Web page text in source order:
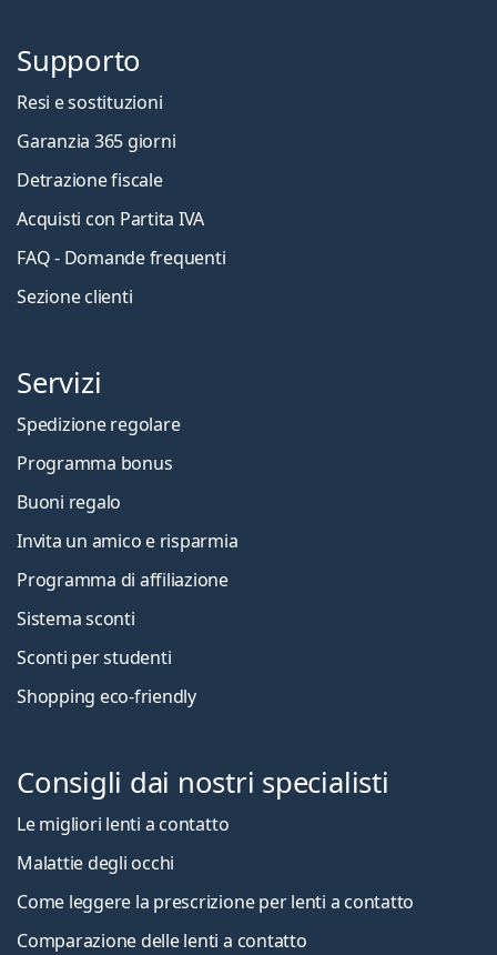
Supporto
Resi e sostituzioni
Garanzia 365 giorni
Detrazione fiscale
Acquisti con Partita IVA
FAQ - Domande frequenti
Sezione clienti
Servizi
Spedizione regolare
Programma bonus
Buoni regalo
Invita un amico e risparmia
Programma di affiliazione
Sistema sconti
Sconti per studenti
Shopping eco-friendly
Consigli dai nostri specialisti
Le migliori lenti a contatto
Malattie degli occhi
Come leggere la prescrizione per lenti a contatto
Comparazione delle lenti a contatto